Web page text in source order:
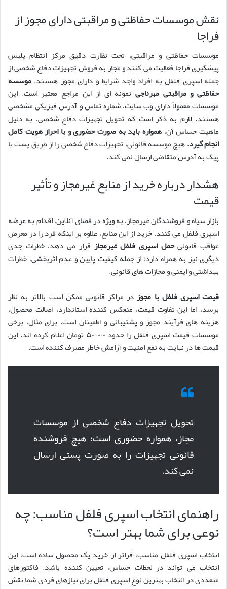
نقش موسسات حفاظتی و مراقبتی دارای مجوز از
فراجا
موسسات حفاظتی و مراقبتی، تحت نظارت دقیق مرکز انتظام پلیس
پیشگیری فراجا فعالیت می کنند و مجاز به فروش تجهیزات دفاع شخصی از
جمله اسپری فلفل به افراد واجد شرایط و دارای مجوز هستند. موسسه
حفاظتی و مراقبتی مهرناجینمونه ای از این مراجع معتبر است. این
موسسات معمولاً دارای وب سایت، شماره تماس و آدرس فیزیکی مشخصی
هستند. لازم به ذکر است که تحویل تجهیزات دفاع شخصی، به دلیل
ماهیت حساس آن، همواره باید به صورت حضوری و با احراز هویت کامل
انجام گیرد.هیچ موسسه قانونی، تجهیزات دفاع شخصی را از طریق پست یا
پیک به آدرس متقاضی ارسال نمی کند.
هشدار درباره خرید از منابع غیرمجاز و تأثیر
قیمت
بازار سیاه و فروشندگان غیرمجاز، به ویژه در فضای آنلاین، اقدام به عرضه
اسپری فلفل می کنند. خرید از این منابع، علاوه بر اینکه فرد را در معرض
عواقب قانونیحمل اسپری فلفل غیرمجاز قرار می دهد، خطرات جدی
دیگری نیز به همراه دارد؛ از جمله کیفیت پایین و عدم اثربخشی، خطرات
بهداشتی و ایمنی و مجازات های قانونی.
قیمت اسپری فلفل با مجوزدر مراکز قانونی ممکن است بالاتر به نظر
برسد، اما این تفاوت قیمت، منعکس کننده استاندارد، اصالت محصول،
هزینه های فرآیند مجوز و پشتیبانی و اطمینان است. برای مثال، برخی
موسسات قیمت اسپری فلفل را حدود ۵۰۰,۰۰۰ تومان اعلام کرده اند. این
قیمت ها در نهایت به نفع امنیت و آرامش خاطر مصرف کننده است.
تحویل تجهیزات دفاع شخصی از موسسات
مجاز، همواره حضوری است؛ هیچ فروشنده
قانونی تجهیزات را به صورت پستی ارسال
نمی کند.
راهنمای انتخاب اسپری فلفل مناسب: چه
نوعی برای شما بهتر است؟
انتخاب اسپری فلفل مناسب، فراتر از خرید یک محصول ساده است؛ این
انتخاب می تواند در لحظات حساس، تعیین کننده باشد. فاکتورهای
متعددی در انتخاب بهترین نوع اسپری فلفل برای نیازهای فردی شما نقش